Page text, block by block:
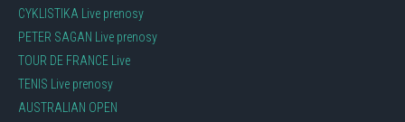
CYKLISTIKA Live prenosy
PETER SAGAN Live prenosy
TOUR DE FRANCE Live
TENIS Live prenosy
AUSTRALIAN OPEN